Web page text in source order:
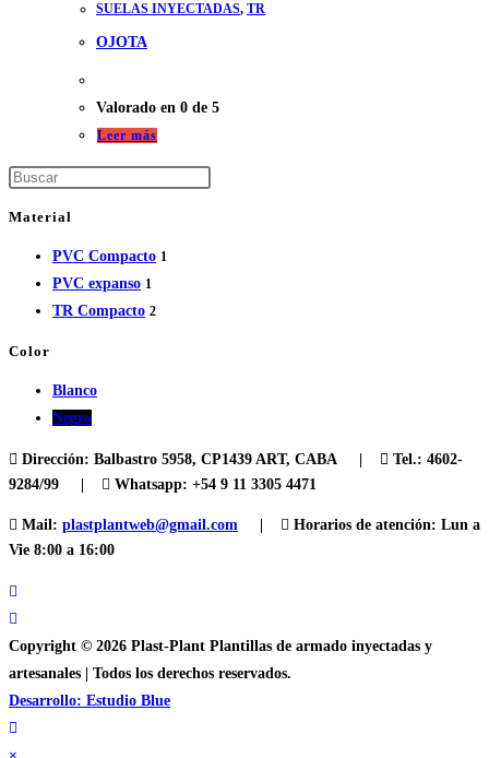
SUELAS INYECTADAS, TR
OJOTA
Valorado en 0 de 5
Leer más
Material
PVC Compacto 1
PVC expanso 1
TR Compacto 2
Color
Blanco
Negro
Dirección: Balbastro 5958, CP1439 ART, CABA | Tel.: 4602-
9284/99 |
Whatsapp: +54 9 11 3305 4471
Mail: plastplantweb@gmail.com Horarios de atención: Lun a
Vie 8:00 a 16:00
Copyright © 2026 Plast-Plant Plantillas de armado inyectadas y
artesanales | Todos los derechos reservados.
Desarrollo: Estudio Blue